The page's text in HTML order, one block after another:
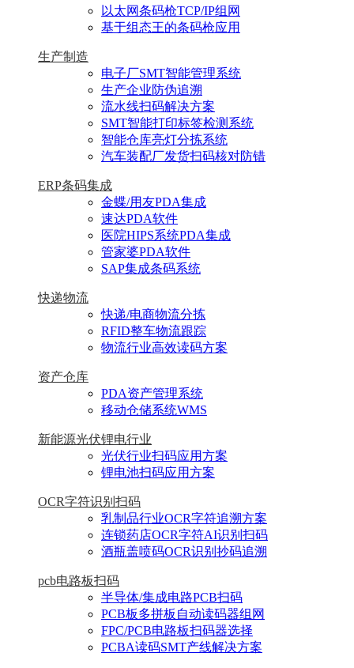
以太网条码枪TCP/IP组网
基于组态王的条码枪应用
生产制造
电子厂SMT智能管理系统
生产企业防伪追溯
流水线扫码解决方案
SMT智能打印标签检测系统
智能仓库亮灯分拣系统
汽车装配厂发货扫码核对防错
ERP条码集成
金蝶/用友PDA集成
速达PDA软件
医院HIPS系统PDA集成
管家婆PDA软件
SAP集成条码系统
快递物流
快递/电商物流分拣
RFID整车物流跟踪
物流行业高效读码方案
资产仓库
PDA资产管理系统
移动仓储系统WMS
新能源光伏锂电行业
光伏行业扫码应用方案
锂电池扫码应用方案
OCR字符识别扫码
乳制品行业OCR字符追溯方案
连锁药店OCR字符AI识别扫码
酒瓶盖喷码OCR识别抄码追溯
pcb电路板扫码
半导体/集成电路PCB扫码
PCB板多拼板自动读码器组网
FPC/PCB电路板扫码器选择
PCBA读码SMT产线解决方案